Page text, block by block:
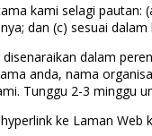
kami selagi
dan (c) sesuai
disenaraikan dalam
anda, nama
Tunggu 2-3 minggu
ke Laman Web